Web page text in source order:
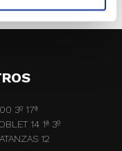
3º 17ª
14 1ª 3º
12